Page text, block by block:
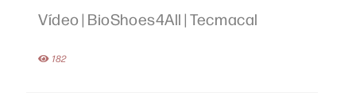
Vídeo | BioShoes4All | Tecmacal
182